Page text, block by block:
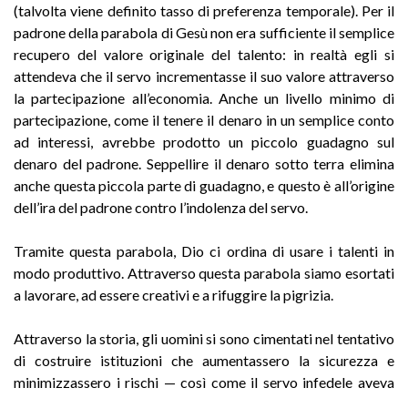
(talvolta viene definito tasso di preferenza temporale). Per il
padrone della parabola di Gesù non era sufficiente il semplice
recupero del valore originale del talento: in realtà egli si
attendeva che il servo incrementasse il suo valore attraverso
la partecipazione all’economia. Anche un livello minimo di
partecipazione, come il tenere il denaro in un semplice conto
ad interessi, avrebbe prodotto un piccolo guadagno sul
denaro del padrone. Seppellire il denaro sotto terra elimina
anche questa piccola parte di guadagno, e questo è all’origine
dell’ira del padrone contro l’indolenza del servo.
Tramite questa parabola, Dio ci ordina di usare i talenti in
modo produttivo. Attraverso questa parabola siamo esortati
a lavorare, ad essere creativi e a rifuggire la pigrizia.
Attraverso la storia, gli uomini si sono cimentati nel tentativo
di costruire istituzioni che aumentassero la sicurezza e
minimizzassero i rischi — così come il servo infedele aveva